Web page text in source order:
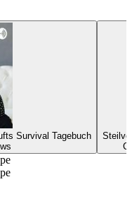
Survival Tagebuch